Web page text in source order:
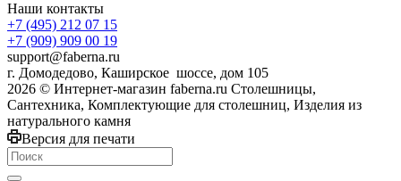
Наши контакты
+7 (495) 212 07 15
+7 (909) 909 00 19
support@faberna.ru
г. Домодедово, Каширское шоссе, дом 105
2026 © Интернет-магазин faberna.ru Столешницы,
Сантехника, Комплектующие для столешниц, Изделия из
натурального камня
Версия для печати